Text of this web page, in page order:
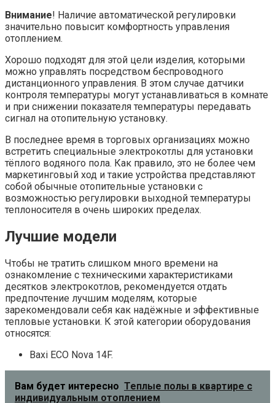
Внимание! Наличие автоматической регулировки
значительно повысит комфортность управления
отоплением.
Хорошо подходят для этой цели изделия, которыми
можно управлять посредством беспроводного
дистанционного управления. В этом случае датчики
контроля температуры могут устанавливаться в комнате
и при снижении показателя температуры передавать
сигнал на отопительную установку.
В последнее время в торговых организациях можно
встретить специальные электрокотлы для установки
тёплого водяного пола. Как правило, это не более чем
маркетинговый ход и такие устройства представляют
собой обычные отопительные установки с
возможностью регулировки выходной температуры
теплоносителя в очень широких пределах.
Лучшие модели
Чтобы не тратить слишком много времени на
ознакомление с техническими характеристиками
десятков электрокотлов, рекомендуется отдать
предпочтение лучшим моделям, которые
зарекомендовали себя как надёжные и эффективные
тепловые установки. К этой категории оборудования
относятся:
Baxi ECO Nova 14F.
Вам будет интересно Теплые полы в квартире с
индивидуальным отоплением